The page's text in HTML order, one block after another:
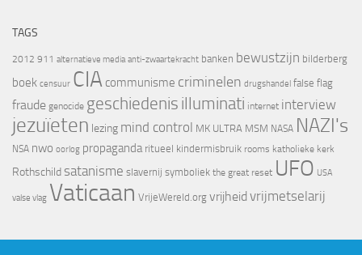
TAGS
2012 911 alternatieve media anti-zwaartekracht banken bewustzijn bilderberg
boek censuur CIA communisme criminelen drugshandel false flag
fraude genocide geschiedenis illuminati internet interview
jezuïeten lezing mind control MK ULTRA MSM NASA NAZI's
NSA nwo oorlog propaganda ritueel kindermisbruik rooms katholieke kerk
Rothschild satanisme slavernij symboliek the great reset UFO USA
valse vlag Vaticaan VrijeWereld.org vrijheid vrijmetselarij